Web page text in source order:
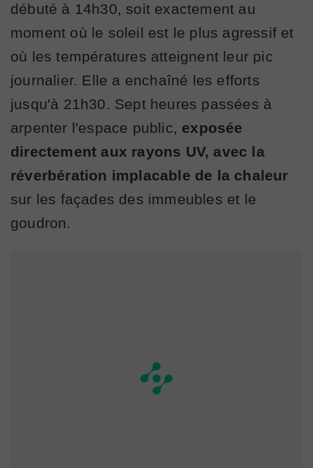
débuté à 14h30, soit exactement au
moment où le soleil est le plus agressif et
où les températures atteignent leur pic
journalier. Elle a enchaîné les efforts
jusqu'à 21h30. Sept heures passées à
arpenter l'espace public, exposée
directement aux rayons UV, avec la
réverbération implacable de la chaleur
sur les façades des immeubles et le
goudron.